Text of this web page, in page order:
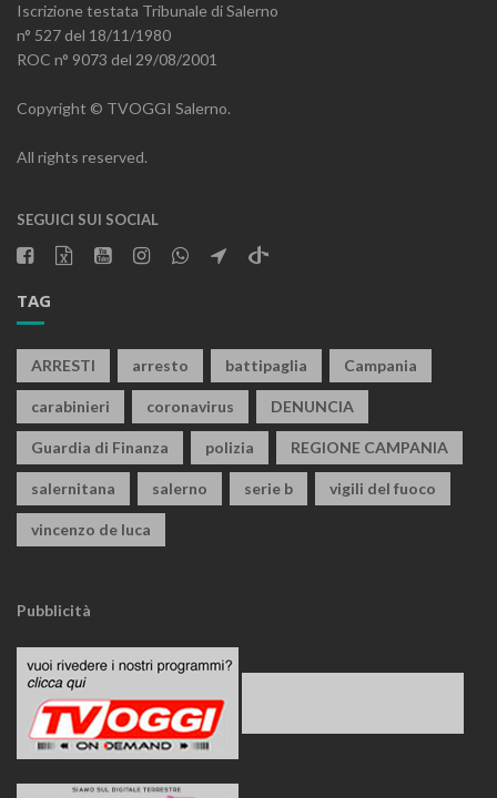
Iscrizione testata Tribunale di Salerno
n° 527 del 18/11/1980
ROC n° 9073 del 29/08/2001
Copyright © TVOGGI Salerno.
All rights reserved.
SEGUICI SUI SOCIAL
TAG
ARRESTI arresto battipaglia Campania
carabinieri coronavirus DENUNCIA
Guardia di Finanza polizia REGIONE CAMPANIA
salernitana salerno serie b vigili del fuoco
vincenzo de luca
Pubblicità